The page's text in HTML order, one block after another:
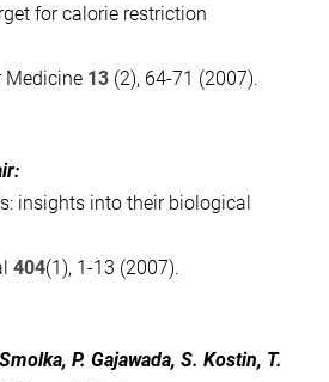
for calorie restriction
Medicine 13 (2), 64-71 (2007).
insights into their biological
404(1), 1-13 (2007).
P. Gajawada, S. Kostin, T.